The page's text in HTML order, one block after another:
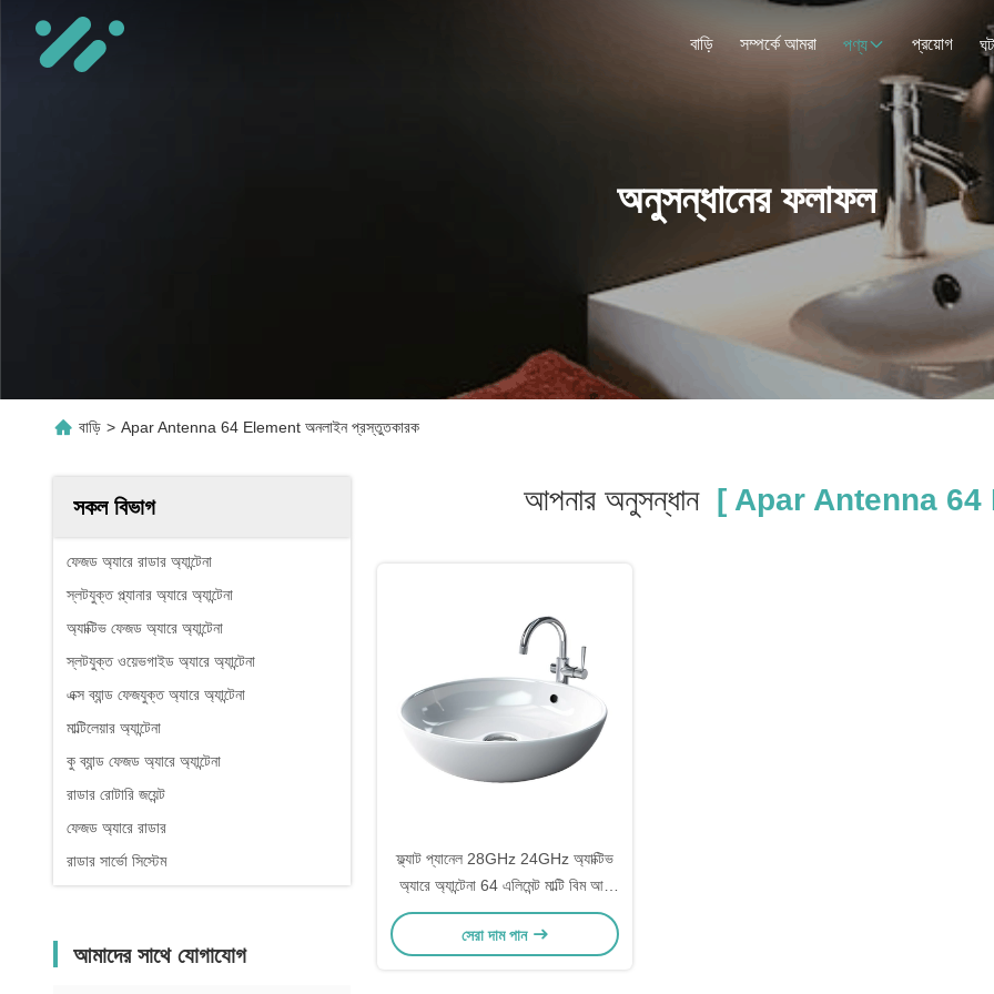
বাড়ি সম্পর্কে আমরা পণ্য প্রয়োগ
অনুসন্ধানের ফলাফল
বাড়ি > Apar Antenna 64 Element অনলাইন প্রস্তুতকারক
সকল বিভাগ
ফেজড অ্যারে রাডার অ্যান্টেনা
স্লটযুক্ত প্ল্যানার অ্যারে অ্যান্টেনা
অ্যাক্টিভ ফেজড অ্যারে অ্যান্টেনা
স্লটযুক্ত ওয়েভগাইড অ্যারে অ্যান্টেনা
এক্স ব্যান্ড ফেজযুক্ত অ্যারে অ্যান্টেনা
মাল্টিলেয়ার অ্যান্টেনা
কু ব্যান্ড ফেজড অ্যারে অ্যান্টেনা
রাডার রোটারি জয়েন্ট
ফেজড অ্যারে রাডার
রাডার সার্ভো সিস্টেম
আমাদের সাথে যোগাযোগ
আপনার অনুসন্ধান[ Apar Antenna 64
ফ্ল্যাট প্যানেল 28GHz 24GHz অ্যাক্টিভ
অ্যারে অ্যান্টেনা 64 এলিমেন্ট মাল্টি বিম আর্থ
কভারেজ বিমফর্মার গ্রাউন্ড স্টেশন
সেরা দাম পান